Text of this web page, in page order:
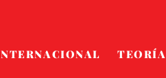
TEORÍA